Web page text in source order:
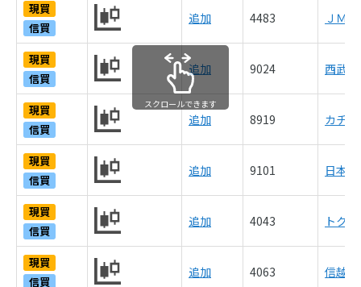
現買
信買
追加 4483 ＪＭ
現買
信買
追加 9024 西武
現買
信買
追加 8919 カチ
現買
信買
追加 9101 日本
現買
信買
追加 4043 トク
現買
信買
追加 4063 信越
スクロールできます